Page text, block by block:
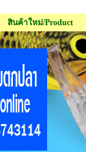
สินค้าใหม่/Product